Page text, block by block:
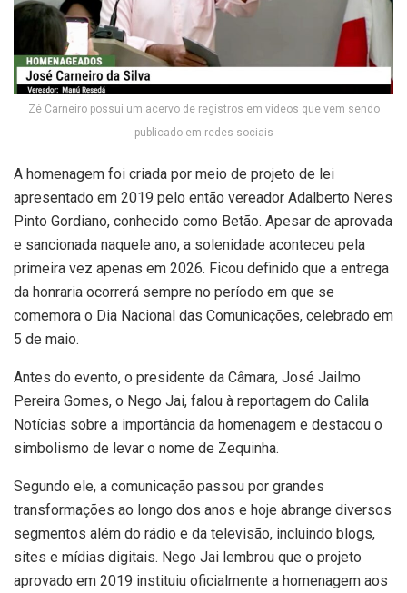
Zé Carneiro possui um acervo de registros em videos que vem sendo
publicado em redes sociais
A homenagem foi criada por meio de projeto de lei
apresentado em 2019 pelo então vereador Adalberto Neres
Pinto Gordiano, conhecido como Betão. Apesar de aprovada
e sancionada naquele ano, a solenidade aconteceu pela
primeira vez apenas em 2026. Ficou definido que a entrega
da honraria ocorrerá sempre no período em que se
comemora o Dia Nacional das Comunicações, celebrado em
5 de maio.
Antes do evento, o presidente da Câmara, José Jailmo
Pereira Gomes, o Nego Jai, falou à reportagem do Calila
Notícias sobre a importância da homenagem e destacou o
simbolismo de levar o nome de Zequinha.
Segundo ele, a comunicação passou por grandes
transformações ao longo dos anos e hoje abrange diversos
segmentos além do rádio e da televisão, incluindo blogs,
sites e mídias digitais. Nego Jai lembrou que o projeto
aprovado em 2019 instituiu oficialmente a homenagem aos